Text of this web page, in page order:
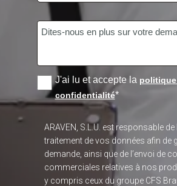
J'ai lu et accepte la
confidentialité*
ARAVEN, S.L.U. est responsable
traitement de vos données afin de
demande, ainsi que de l’envoi de
commerciales relatives à nos
y compris ceux du groupe CFS